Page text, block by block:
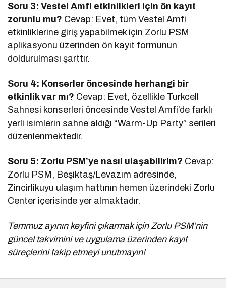
Soru 3: Vestel Amfi etkinlikleri için ön kayıt
zorunlu mu? Cevap: Evet, tüm Vestel Amfi
etkinliklerine giriş yapabilmek için Zorlu PSM
aplikasyonu üzerinden ön kayıt formunun
doldurulması şarttır.
Soru 4: Konserler öncesinde herhangi bir
etkinlik var mı? Cevap: Evet, özellikle Turkcell
Sahnesi konserleri öncesinde Vestel Amfi’de farklı
yerli isimlerin sahne aldığı “Warm-Up Party” serileri
düzenlenmektedir.
Soru 5: Zorlu PSM’ye nasıl ulaşabilirim? Cevap:
Zorlu PSM, Beşiktaş/Levazım adresinde,
Zincirlikuyu ulaşım hattının hemen üzerindeki Zorlu
Center içerisinde yer almaktadır.
Temmuz ayının keyfini çıkarmak için Zorlu PSM’nin
güncel takvimini ve uygulama üzerinden kayıt
süreçlerini takip etmeyi unutmayın!